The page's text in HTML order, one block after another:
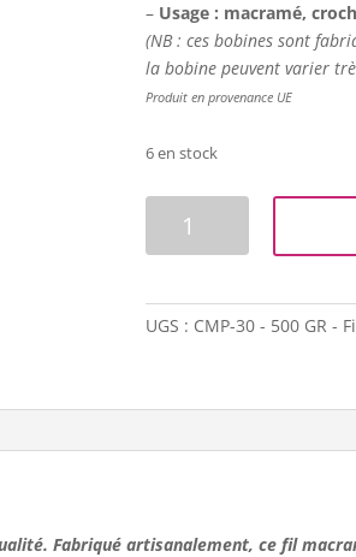
– Usage : macramé,
(NB : ces bobines sont
la bobine peuvent varier
Produit en provenance UE
6 en stock
-UGS : CMP-30 - 500 GR -
Fabriqué artisanalement,ce fil